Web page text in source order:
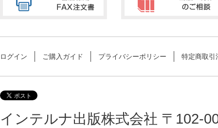
ログイン ご購入ガイド プライバシーポリシー 特定商取引
インテルナ出版株式会社 〒102-